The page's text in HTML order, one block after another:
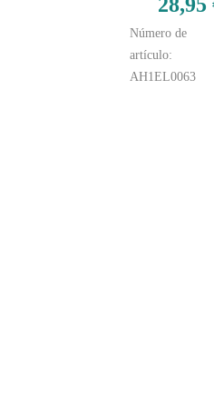
28,95
Número de
artículo:
AH1EL0063